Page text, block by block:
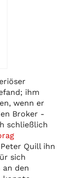
ihm
wenn er
Broker -
schließlich
Quill ihn
sich
den